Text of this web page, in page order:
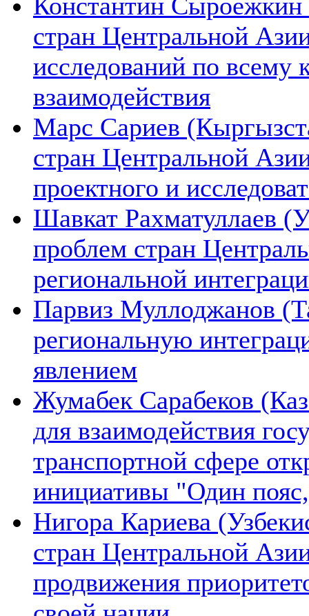
стран Центральной
исследований по всему
взаимодействия
Марс Сариев
стран Центральной
проектного и
Шавкат Рахматуллаев
проблем стран
региональной
Парвиз Муллоджанов
региональную
явлением
Жумабек Сарабеков
для взаимодействия
транспортной сфере
инициативы "Один
Нигора Кариева
стран Центральной
продвижения